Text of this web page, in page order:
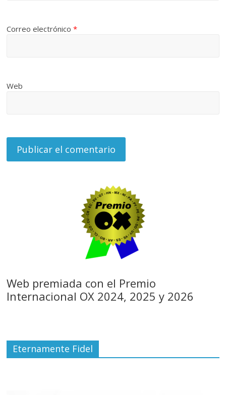
Correo electrónico*
Web
Web premiada con el Premio
Internacional OX 2024, 2025 y 2026
Eternamente Fidel